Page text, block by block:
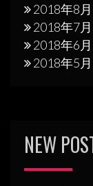
2018年8月
2018年7月
2018年6月
2018年5月
NEW